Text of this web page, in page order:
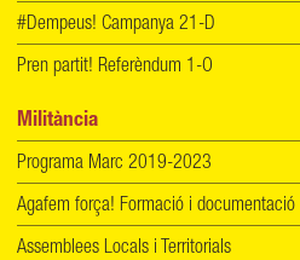
#Dempeus! Campanya 21-D
Pren partit! Referèndum 1-O
Militància
Programa Marc 2019-2023
Agafem força! Formació i documentació
Assemblees Locals i Territorials